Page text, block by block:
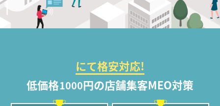
にて格安対応!
低価格1000円の店舗集客MEO対策